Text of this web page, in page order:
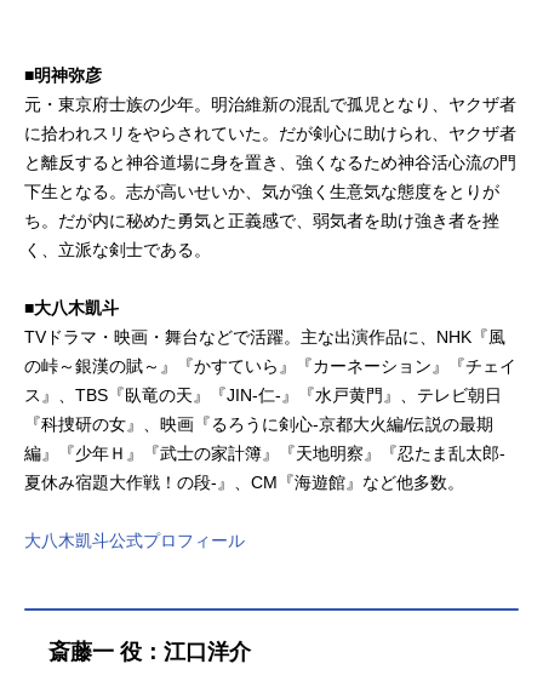
■明神弥彦
元・東京府士族の少年。明治維新の混乱で孤児となり、ヤクザ者
に拾われスリをやらされていた。だが剣心に助けられ、ヤクザ者
と離反すると神谷道場に身を置き、強くなるため神谷活心流の門
下生となる。志が高いせいか、気が強く生意気な態度をとりが
ち。だが内に秘めた勇気と正義感で、弱気者を助け強き者を挫
く、立派な剣士である。
■大八木凱斗
TVドラマ・映画・舞台などで活躍。主な出演作品に、NHK『風
の峠～銀漢の賦～』『かすていら』『カーネーション』『チェイ
ス』、TBS『臥竜の天』『JIN-仁-』『水戸黄門』、テレビ朝日
『科捜研の女』、映画『るろうに剣心-京都大火編/伝説の最期
編』『少年Ｈ』『武士の家計簿』『天地明察』『忍たま乱太郎-
夏休み宿題大作戦！の段-』、CM『海遊館』など他多数。
大八木凱斗公式プロフィール
斎藤一 役：江口洋介